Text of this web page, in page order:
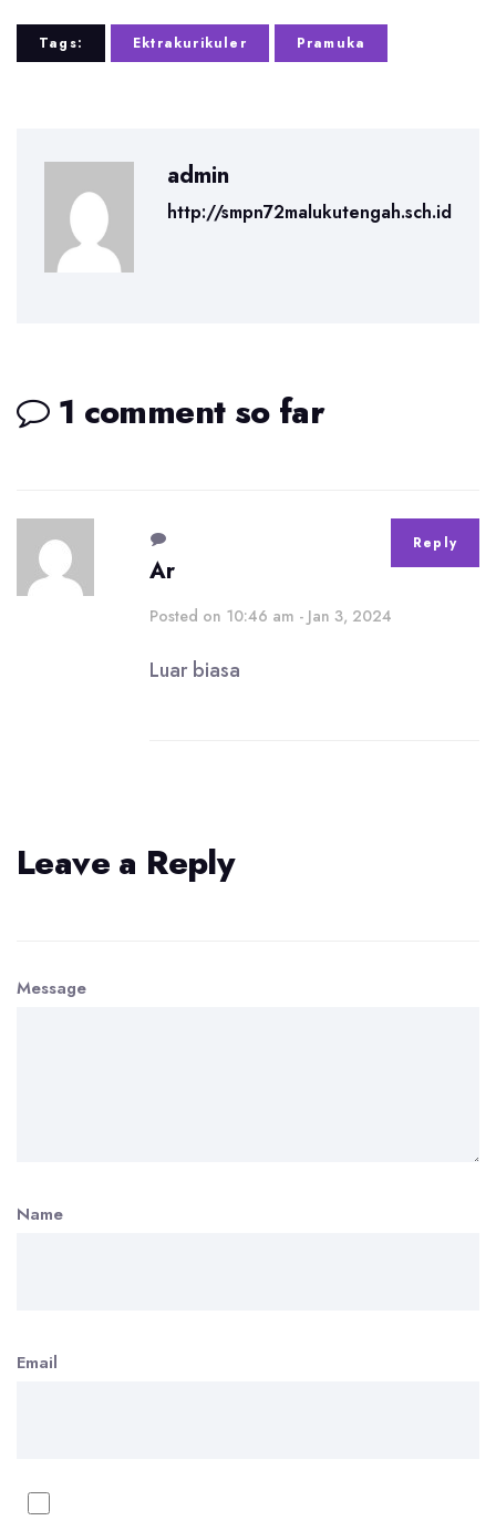
Tags: Ektrakurikuler Pramuka
admin
http://smpn72malukutengah.sch.id
1 comment so far
Ar
Posted on 10:46 am - Jan 3, 2024
Luar biasa
Reply
Leave a Reply
Message
Name
Email